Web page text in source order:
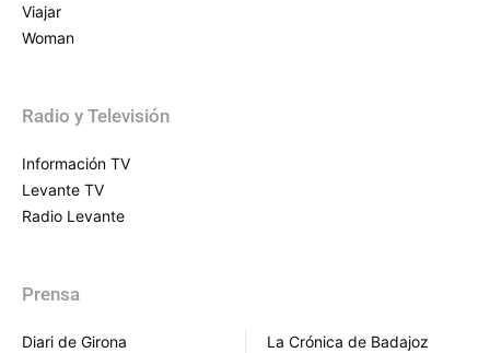
Viajar
Woman
Radio y Televisión
Información TV
Levante TV
Radio Levante
Prensa
Diari de Girona
La Crónica de Badajoz